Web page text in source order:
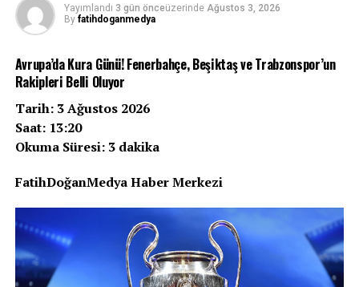
Yayımlandı 3 gün önceüzerinde Ağustos 3, 2026
By fatihdoganmedya
Avrupa’da Kura Günü! Fenerbahçe, Beşiktaş ve Trabzonspor’un
Rakipleri Belli Oluyor
Tarih: 3 Ağustos 2026
Saat: 13:20
Okuma Süresi: 3 dakika
FatihDoğanMedya Haber Merkezi